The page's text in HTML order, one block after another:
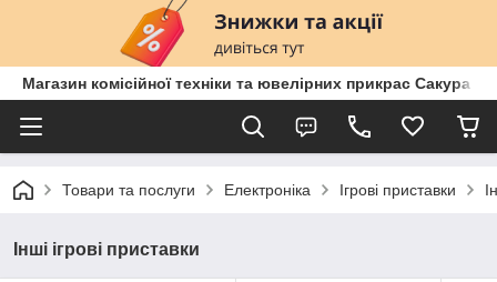
Магазин комісійної техніки та ювелірних прикрас Сакура
Товари та послуги Електроніка Ігрові приставки
Інші ігрові приставки